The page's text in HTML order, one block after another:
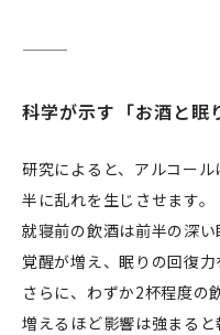
科学が示す「お酒と眠
研究によると、アルコー
半に乱れを生じさせます。
就寝前の飲酒は前半の深
覚醒が増え、眠りの回復力
さらに、わずか2杯程度の
増えるほど影響は強まると